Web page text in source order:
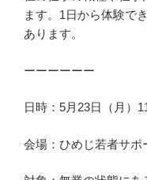
ます。1日から体験で
あります。
ーーーーーー
日時：5月23日（月）
会場：ひめじ若者サポ